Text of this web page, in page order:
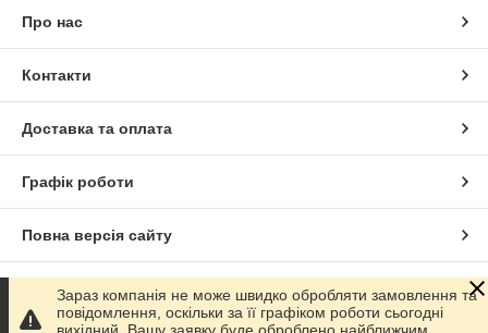
Про нас
Контакти
Доставка та оплата
Графік роботи
Повна версія сайту
Сайт створено на маркетплейсі Prom.ua
Зараз компанія не може швидко обробляти замовлення та
повідомлення, оскільки за її графіком роботи сьогодні